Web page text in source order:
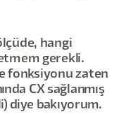
hangi
gerekli.
fonksiyonu zaten
CX sağlanmış
diye bakıyorum.